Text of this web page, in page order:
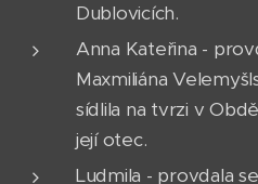
Dublovicích.
Anna Kateřina -
Maxmiliána
sídlila na tvrzi v
její otec.
Ludmila - provdala